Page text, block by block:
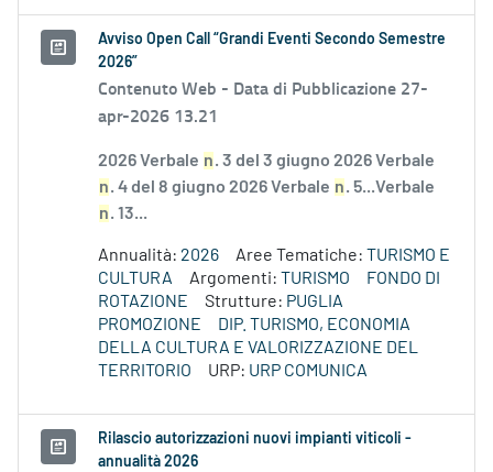
Avviso Open Call “Grandi Eventi Secondo Semestre
2026”
Contenuto Web - Data di Pubblicazione 27-
apr-2026 13.21
2026 Verbale n. 3 del 3 giugno 2026 Verbale
n. 4 del 8 giugno 2026 Verbale n. 5...Verbale
n. 13...
Annualità: 2026 Aree Tematiche: TURISMO E
CULTURA
Argomenti: TURISMO
FONDO DI
ROTAZIONE
Strutture: PUGLIA
PROMOZIONE
DIP. TURISMO, ECONOMIA
DELLA CULTURA E VALORIZZAZIONE DEL
TERRITORIO
URP: URP COMUNICA
Rilascio autorizzazioni nuovi impianti viticoli -
annualità 2026